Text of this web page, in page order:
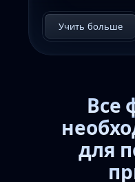
Учить больше
Все
для